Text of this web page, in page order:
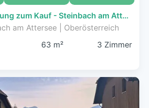
Terrassenwohnung zum Kauf - Steinbach am Attersee - 269.000 € - 3 Zimmer, 63 m², 1. Geschoss
am Attersee | Oberösterreich
63 m² 3 Zimmer